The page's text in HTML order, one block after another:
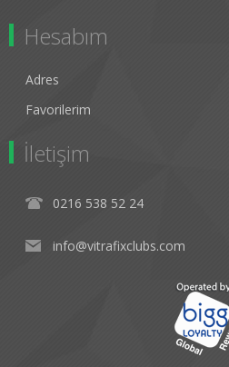
Hesabım
Adres
Favorilerim
İletişim
0216 538 52 24
info@vitrafixclubs.com